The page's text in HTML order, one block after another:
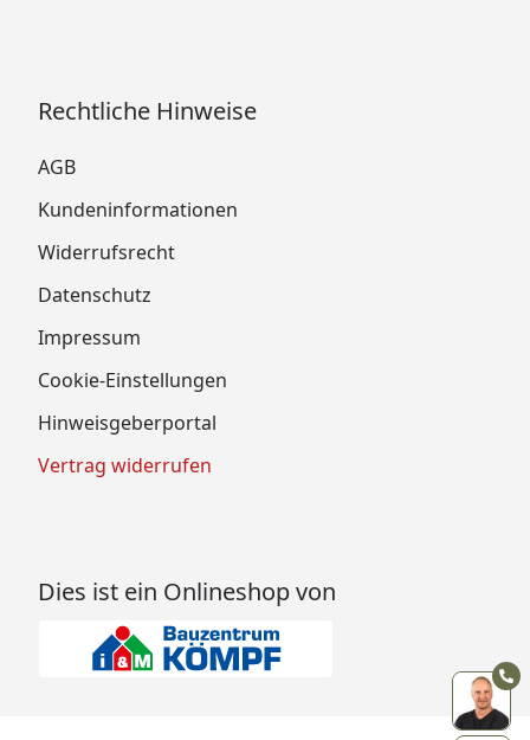
Rechtliche Hinweise
AGB
Kundeninformationen
Widerrufsrecht
Datenschutz
Impressum
Cookie-Einstellungen
Hinweisgeberportal
Vertrag widerrufen
Dies ist ein Onlineshop von